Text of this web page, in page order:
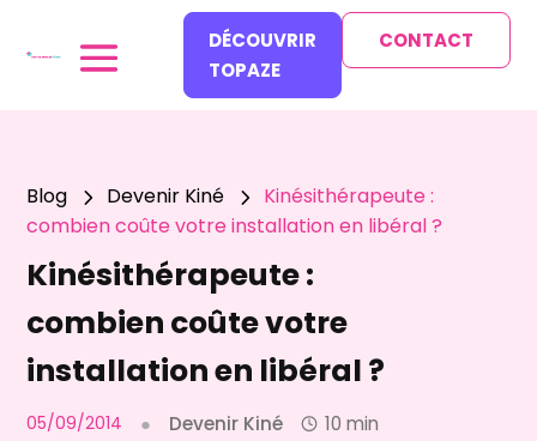
DÉCOUVRIR
TOPAZE
CONTACT
Blog 5 Devenir Kiné 5 Kinésithérapeute :
combien coûte votre installation en libéral ?
Kinésithérapeute :
combien coûte votre
installation en libéral ?
05/09/2014 ● Devenir Kiné 10 min